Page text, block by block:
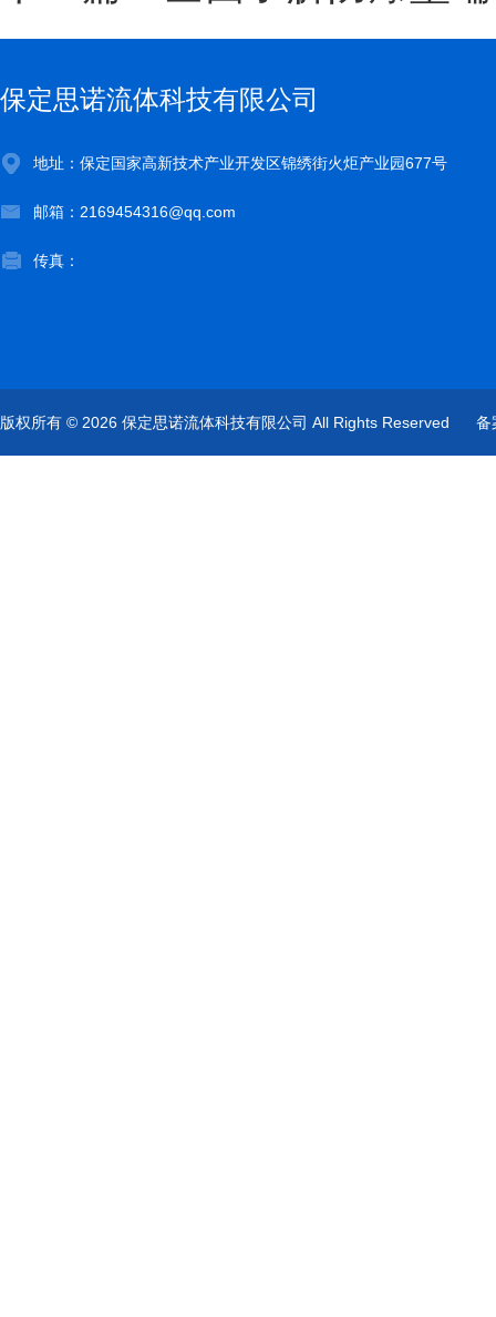
保定思诺流体科技有限公司
地址：保定国家高新技术产业开发区锦绣街火炬产业园677号
邮箱：2169454316@qq.com
传真：
版权所有 © 2026 保定思诺流体科技有限公司 All Rights Reserved 备